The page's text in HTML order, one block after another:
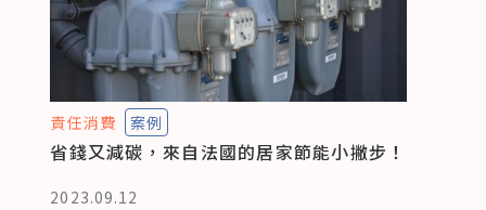
責任消費 案例
省錢又減碳，來自法國的居家節能小撇步！
2023.09.12